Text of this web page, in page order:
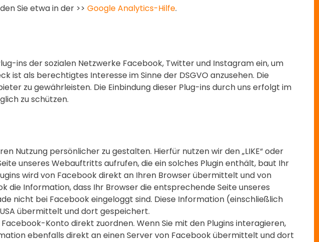
Sie etwa in der >> Google Analytics-Hilfe.
ins der sozialen Netzwerke Facebook, Twitter und Instagram ein, um
als berechtigtes Interesse im Sinne der DSGVO anzusehen. Die
zu gewährleisten. Die Einbindung dieser Plug-ins durch uns erfolgt im
zu schützen.
Nutzung persönlicher zu gestalten. Hierfür nutzen wir den „LIKE“ oder
unseres Webauftritts aufrufen, die ein solches Plugin enthält, baut Ihr
wird von Facebook direkt an Ihren Browser übermittelt und von
die Information, dass Ihr Browser die entsprechende Seite unseres
nicht bei Facebook eingeloggt sind. Diese Information (einschließlich
übermittelt und dort gespeichert.
Konto direkt zuordnen. Wenn Sie mit den Plugins interagieren,
ebenfalls direkt an einen Server von Facebook übermittelt und dort